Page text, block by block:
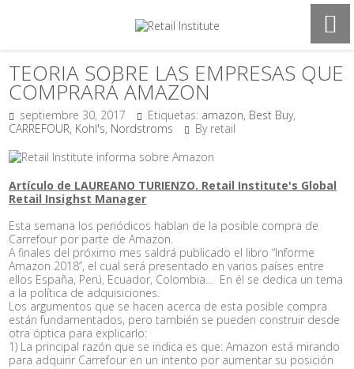
TEORIA SOBRE LAS EMPRESAS QUE
COMPRARÁ AMAZON
septiembre 30, 2017 Etiquetas: amazon, Best Buy,
CARREFOUR, Kohl's, Nordstroms By retail
Artículo de LAUREANO TURIENZO. Retail Institute's Global
Retail Insighst Manager
Esta semana los periódicos hablan de la posible compra de
Carrefour por parte de Amazon.
A finales del próximo mes saldrá publicado el libro “Informe
Amazon 2018”, el cual será presentado en varios países entre
ellos España, Perú, Ecuador, Colombia… En él se dedica un tema
a la política de adquisiciones.
Los argumentos que se hacen acerca de esta posible compra
están fundamentados, pero también se pueden construir desde
otra óptica para explicarlo:
1) La principal razón que se indica es que: Amazon está mirando
para adquirir Carrefour en un intento por aumentar su posición